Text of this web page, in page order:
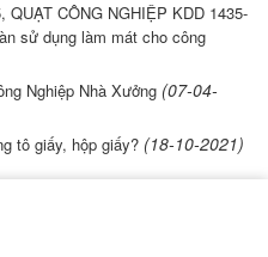
QUẠT CÔNG NGHIỆP KDD 1435-
sử dụng làm mát cho công
Nghiệp Nhà Xưởng (07-04-
tô giấy, hộp giấy? (18-10-2021)